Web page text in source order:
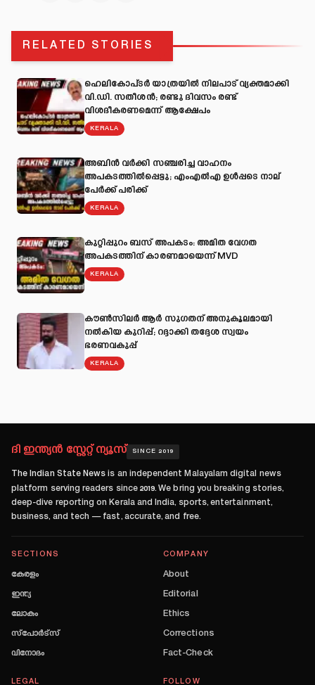
RELATED STORIES
ഹെലികോപ്ടർ യാത്രയിൽ നിലപാട് വ്യക്തമാക്കി
വി.ഡി. സതീശൻ; രണ്ടു ദിവസം രണ്ട്
വിശദീകരണമെന്ന് ആക്ഷേപം
KERALA
അബിന്‍ വര്‍ക്കി സഞ്ചരിച്ച വാഹനം
അപകടത്തില്‍പ്പെട്ടു; എംഎല്‍എ ഉള്‍പ്പടെ നാല്
പേര്‍ക്ക് പരിക്ക്
KERALA
കുറ്റിപ്പുറം ബസ് അപകടം: അമിത വേഗത
അപകടത്തിന് കാരണമായെന്ന് MVD
KERALA
കൗൺസിലർ ആർ സുഗതന് അനുകൂലമായി
നല്‍കിയ കുറിപ്പ്; റദ്ദാക്കി തദ്ദേശ സ്വയം
ഭരണവകുപ്പ്
KERALA
ദി ഇന്ത്യൻ സ്റ്റേറ്റ് ന്യൂസ് SINCE 2019
The Indian State News is an independent Malayalam digital news
platform serving readers since 2019. We bring you breaking stories,
deep-dive reporting on Kerala and India, sports, entertainment,
business, and tech — fast, accurate, and free.
SECTIONS
കേരളം
ഇന്ത്യ
ലോകം
സ്പോർട്സ്
വിനോദം
COMPANY
About
Editorial
Ethics
Corrections
Fact-Check
LEGAL FOLLOW